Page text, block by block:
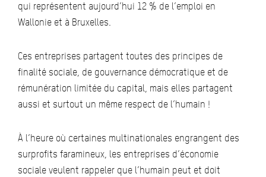
qui représentent aujourd’hui 12 % de l’emploi en
Wallonie et à Bruxelles.
Ces entreprises partagent toutes des principes de
finalité sociale, de gouvernance démocratique et de
rémunération limitée du capital, mais elles partagent
aussi et surtout un même respect de l’humain !
À l’heure où certaines multinationales engrangent des
surprofits faramineux, les entreprises d’économie
sociale veulent rappeler que l’humain peut et doit